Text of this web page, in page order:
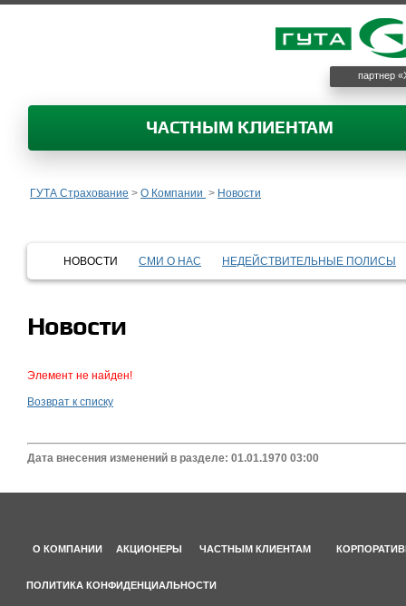
партнер
ЧАСТНЫМ КЛИЕНТАМ
ГУТА Страхование > О Компании > Новости
НОВОСТИ СМИ О НАС НЕДЕЙСТВИТЕЛЬНЫЕ ПОЛИСЫ
Новости
Элемент не найден!
Возврат к списку
Дата внесения изменений в разделе: 01.01.1970 03:00
О КОМПАНИИ АКЦИОНЕРЫ ЧАСТНЫМ КЛИЕНТАМ
ПОЛИТИКА КОНФИДЕНЦИАЛЬНОСТИ